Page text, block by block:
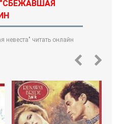
невеста" читать онлайн